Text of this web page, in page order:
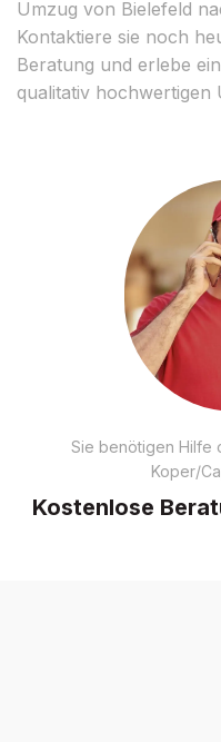
Umzug von Bielefeld
Kontaktiere sie noch
Beratung und erlebe
qualitativ hochwertigen
Sie benötigen Hilfe
Koper/
Kostenlose